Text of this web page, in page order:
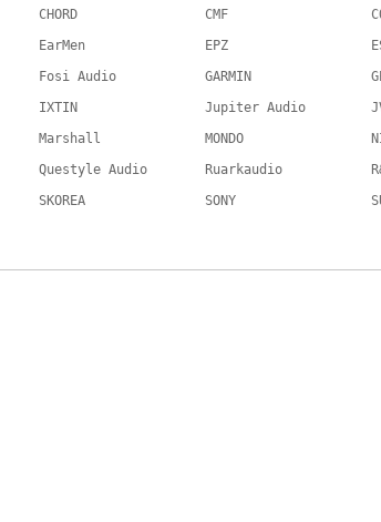
CHORD CMF
EarMen EPZ
Fosi Audio GARMIN
IXTIN Jupiter Audio
Marshall MONDO
Questyle Audio Ruarkaudio
SKOREA SONY